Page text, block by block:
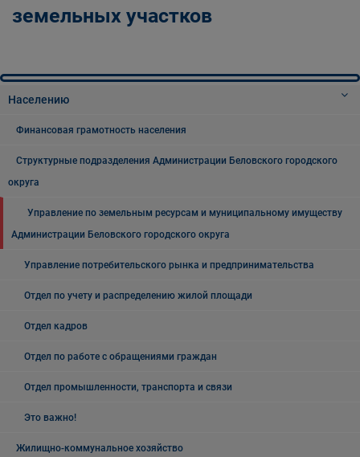
земельных участков
Населению
Финансовая грамотность населения
Структурные подразделения Администрации Беловского городского
округа
Управление по земельным ресурсам и муниципальному имуществу
Администрации Беловского городского округа
Управление потребительского рынка и предпринимательства
Отдел по учету и распределению жилой площади
Отдел кадров
Отдел по работе с обращениями граждан
Отдел промышленности, транспорта и связи
Это важно!
Жилищно-коммунальное хозяйство